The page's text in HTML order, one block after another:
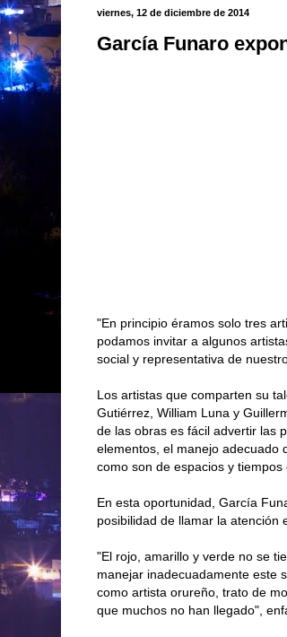
viernes, 12 de diciembre de 2014
García Funaro
"En principio éramos solo tres
podamos invitar a algunos
social y representativa de
Los artistas que comparten su
Gutiérrez, William Luna y
de las obras es fácil advertir las
elementos, el manejo adecuado
como son de espacios y tiempos
En esta oportunidad, García
posibilidad de llamar la atención
"El rojo, amarillo y verde no se
manejar inadecuadamente este
como artista orureño, trato de
que muchos no han llegado",